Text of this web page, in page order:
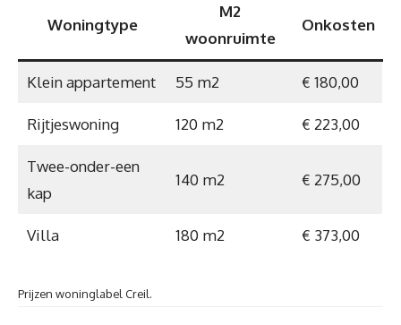
Woningtype
M2
woonruimte
Onkosten
Klein appartement 55 m2 € 180,00
Rijtjeswoning 120 m2 € 223,00
Twee-onder-een
kap
140 m2 € 275,00
Villa 180 m2 € 373,00
Prijzen woninglabel Creil.